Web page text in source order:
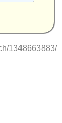
1348663883/